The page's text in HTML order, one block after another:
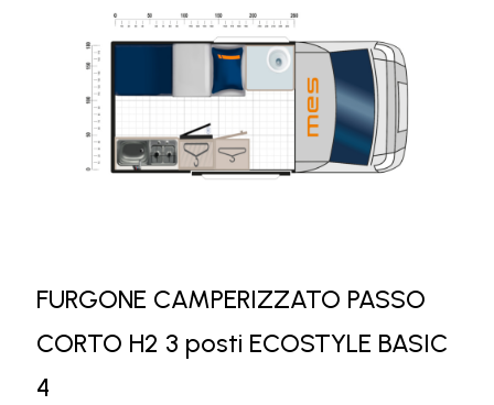
FURGONE CAMPERIZZATO PASSO
CORTO H2 3 posti ECOSTYLE BASIC
4